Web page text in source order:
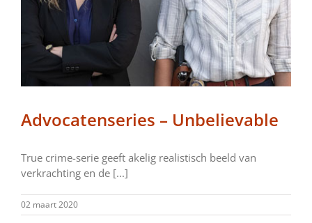
Advocatenseries – Unbelievable
True crime-serie geeft akelig realistisch beeld van
verkrachting en de [...]
02 maart 2020